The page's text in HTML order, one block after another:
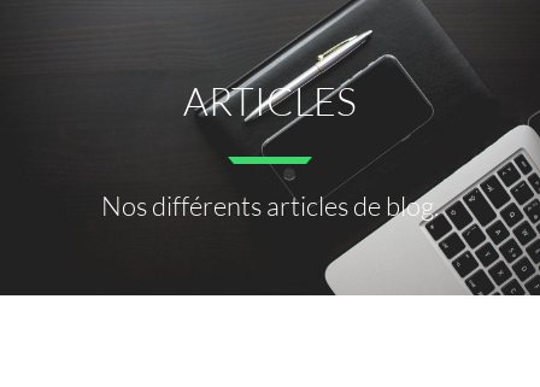
ARTICLES
Nos différents articles de blog.